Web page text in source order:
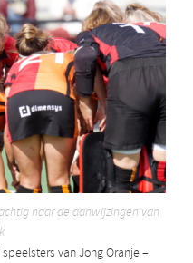
naar de aanwijzingen van
van Jong Oranje –